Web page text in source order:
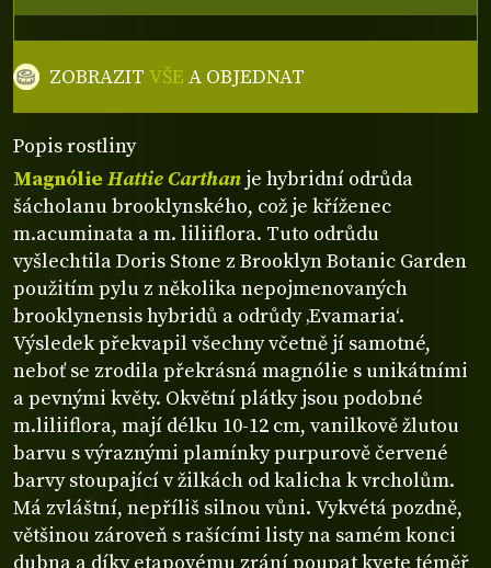
Popis rostliny
Magnólie Hattie Carthan je hybridní odrůda
šácholanu brooklynského, což je kříženec
m.acuminata a m. liliiflora. Tuto odrůdu
vyšlechtila Doris Stone z Brooklyn Botanic Garden
použitím pylu z několika nepojmenovaných
brooklynensis hybridů a odrůdy ‚Evamaria‘.
Výsledek překvapil všechny včetně jí samotné,
neboť se zrodila překrásná magnólie s unikátními
a pevnými květy. Okvětní plátky jsou podobné
m.liliiflora, mají délku 10-12 cm, vanilkově žlutou
barvu s výraznými plamínky purpurově červené
barvy stoupající v žilkách od kalicha k vrcholům.
Má zvláštní, nepříliš silnou vůni. Vykvétá pozdně,
většinou zároveň s rašícími listy na samém konci
ZOBRAZITVŠE A OBJEDNAT